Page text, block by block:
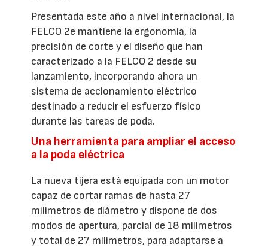
Presentada este año a nivel internacional, la
FELCO 2e mantiene la ergonomía, la
precisión de corte y el diseño que han
caracterizado a la FELCO 2 desde su
lanzamiento, incorporando ahora un
sistema de accionamiento eléctrico
destinado a reducir el esfuerzo físico
durante las tareas de poda.
Una herramienta para ampliar el acceso
a la poda eléctrica
La nueva tijera está equipada con un motor
capaz de cortar ramas de hasta 27
milímetros de diámetro y dispone de dos
modos de apertura, parcial de 18 milímetros
y total de 27 milímetros, para adaptarse a